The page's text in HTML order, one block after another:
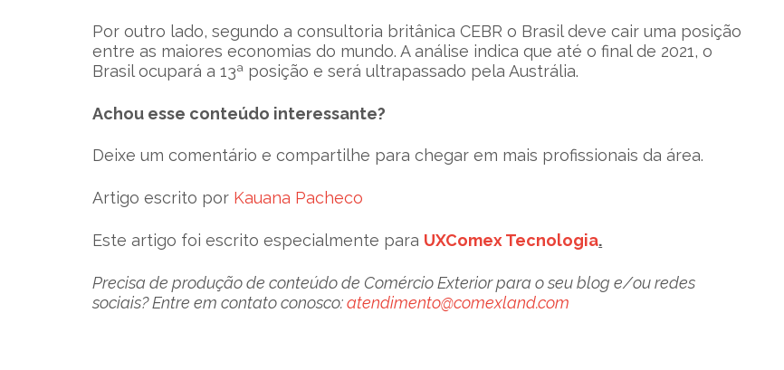
Por outro lado, segundo a consultoria britânica CEBR o Brasil deve cair uma posição
entre as maiores economias do mundo. A análise indica que até o final de 2021, o
Brasil ocupará a 13ª posição e será ultrapassado pela Austrália.
Achou esse conteúdo interessante?
Deixe um comentário e compartilhe para chegar em mais profissionais da área.
Artigo escrito por Kauana Pacheco
Este artigo foi escrito especialmente para UXComex Tecnologia.
Precisa de produção de conteúdo de Comércio Exterior para o seu blog e/ou redes
sociais? Entre em contato conosco:atendimento@comexland.com